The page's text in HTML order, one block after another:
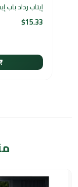
إيتاب رداد باب
$15.33